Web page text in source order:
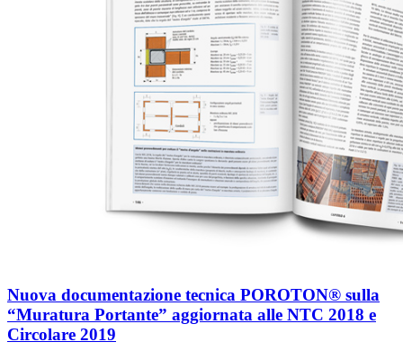
Nuova documentazione tecnica POROTON® sulla
“Muratura Portante” aggiornata alle NTC 2018 e
Circolare 2019